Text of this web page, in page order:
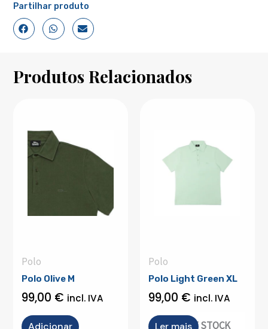
Partilhar produto
Produtos Relacionados
Polo
Polo Olive M
99,00 € incl. IVA
Polo
OUT OF STOCK
Polo Light Green XL
99,00 € incl. IVA